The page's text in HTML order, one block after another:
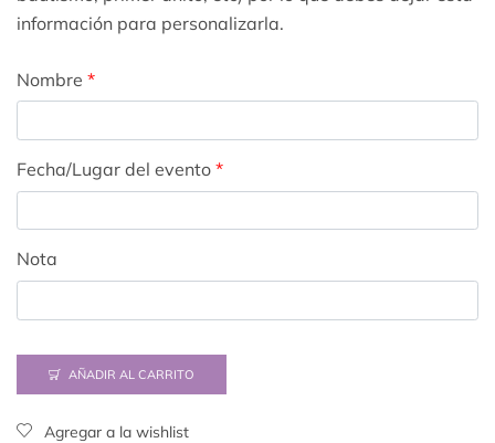
información para personalizarla.
Nombre *
Fecha/Lugar del evento *
Nota
AÑADIR AL CARRITO
Agregar a la wishlist